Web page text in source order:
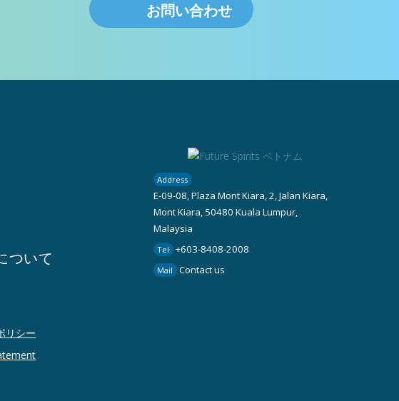
お問い合わせ
ついて
リシー
Address
E-09-08, Plaza Mont Kiara, 2, Jalan Kiara,
Mont Kiara, 50480 Kuala Lumpur,
Malaysia
Tel +603-8408-2008
Mail Contact us